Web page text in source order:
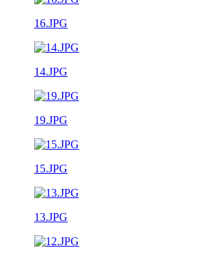
16.JPG
14.JPG
19.JPG
15.JPG
13.JPG